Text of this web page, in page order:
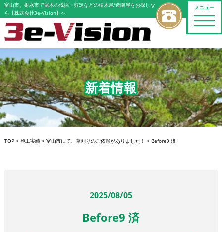
メニュー
toggle
富山市、射水市で庭木の伐採・剪定などの植木屋/造園屋をお探しな
ら【株式会社3e-Vision】へ
新着情報
TOP> 施工実績> 富山市にて、草刈りのご依頼がありました！ > Before9 済
2025/08/05
Before9 済